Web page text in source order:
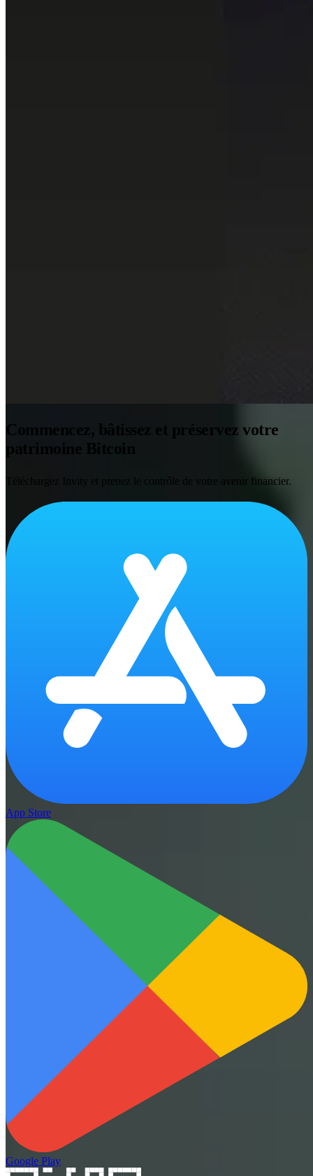
Commencez, bâtissez et préservez votre
patrimoine Bitcoin
Téléchargez Invity et prenez le contrôle de votre avenir financier.
App Store
Google Play